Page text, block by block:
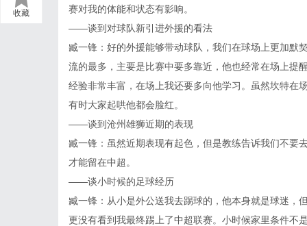
收藏
赛对我的体能和状态有影响。
——谈到对球队新引进外援的看法
臧一锋：好的外援能够带动球队，我们在球场上更加默
流的最多，主要是比赛中要多靠近，他也经常在场上提
经验非常丰富，在场上我还要多向他学习。虽然坎特在
有时大家起哄他都会脸红。
——谈到沧州雄狮近期的表现
臧一锋：虽然近期表现有起色，但是教练告诉我们不要
才能留在中超。
——谈小时候的足球经历
臧一锋：从小是外公送我去踢球的，他本身就是球迷，
更没有看到我最终踢上了中超联赛。小时候家里条件不